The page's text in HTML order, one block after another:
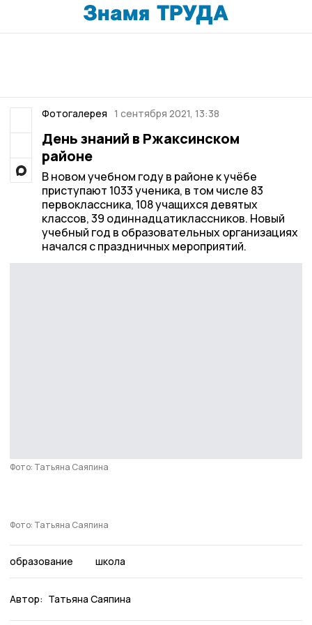
Фотогалерея 1 сентября 2021, 13:38
День знаний в Ржаксинском
районе
В новом учебном году в районе к учёбе
приступают 1033 ученика, в том числе 83
первоклассника, 108 учащихся девятых
классов, 39 одиннадцатиклассников. Новый
учебный год в образовательных организациях
начался с праздничных мероприятий.
Фото: Татьяна Саяпина
Фото: Татьяна Саяпина
образование школа
Автор: Татьяна Саяпина